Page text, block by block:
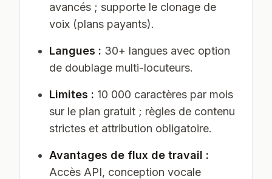
avancés ; supporte le clonage de
voix (plans payants).
Langues : 30+ langues avec option
de doublage multi-locuteurs.
Limites : 10 000 caractères par mois
sur le plan gratuit ; règles de contenu
strictes et attribution obligatoire.
Avantages de flux de travail :
Accès API, conception vocale